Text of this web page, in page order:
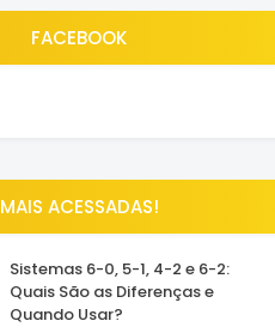
FACEBOOK
MAIS ACESSADAS!
Sistemas 6-0, 5-1, 4-2 e 6-2:
Quais São as Diferenças e
Quando Usar?